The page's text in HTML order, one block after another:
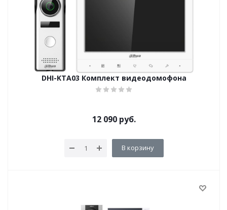
DHI-KTA03 Комплект видеодомофона
12 090 руб.
В корзину